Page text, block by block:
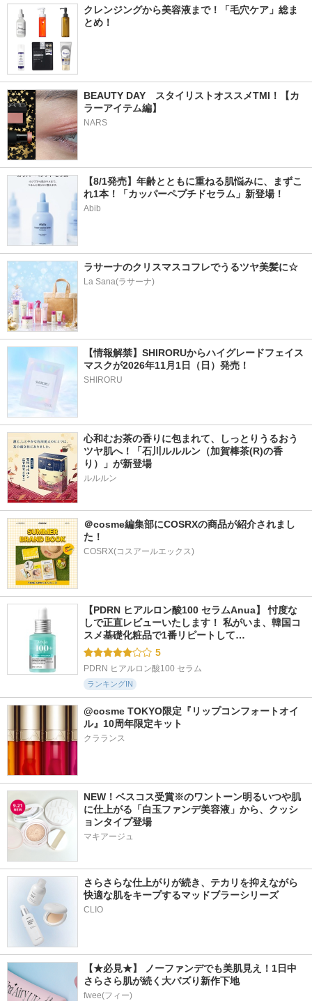
クレンジングから美容液まで！「毛穴ケア」総ま
とめ！
BEAUTY DAY　スタイリストオススメTMI！【カ
ラーアイテム編】
NARS
【8/1発売】年齢とともに重ねる肌悩みに、まずこ
れ1本！「カッパーペプチドセラム」新登場！
Abib
ラサーナのクリスマスコフレでうるツヤ美髪に☆
La Sana(ラサーナ)
【情報解禁】SHIRORUからハイグレードフェイス
マスクが2026年11月1日（日）発売！
SHIRORU
心和むお茶の香りに包まれて、しっとりうるおう
ツヤ肌へ！「石川ルルルン（加賀棒茶(R)の香
り）」が新登場
＠cosme編集部にCOSRXの商品が紹介されまし
た！
COSRX(コスアールエックス)
【PDRN ヒアルロン酸100 セラムAnua】 忖度な
しで正直レビューいたします！ 私がいま、韓国コ
スメ基礎化粧品で1番リピートして…
5
PDRN ヒアルロン酸100 セラム
ランキングIN
@cosme TOKYO限定『リップコンフォートオイ
ル』10周年限定キット
クラランス
NEW！ベスコス受賞※のワントーン明るいつや肌
に仕上がる「白玉ファンデ美容液」から、クッシ
ョンタイプ登場
マキアージュ
さらさらな仕上がりが続き、テカリを抑えながら
快適な肌をキープするマッドブラーシリーズ
【★必見★】 ノーファンデでも美肌見え！1日中
さらさら肌が続く大バズり新作下地
fwee(フィー)